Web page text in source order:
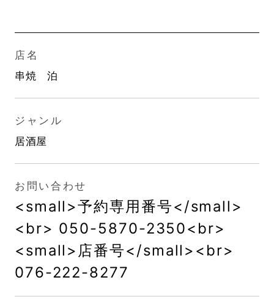
店名
串焼 泊
ジャンル
居酒屋
お問い合わせ
<small>予約専用番号</small>
<br> 050-5870-2350<br>
<small>店番号</small><br>
076-222-8277